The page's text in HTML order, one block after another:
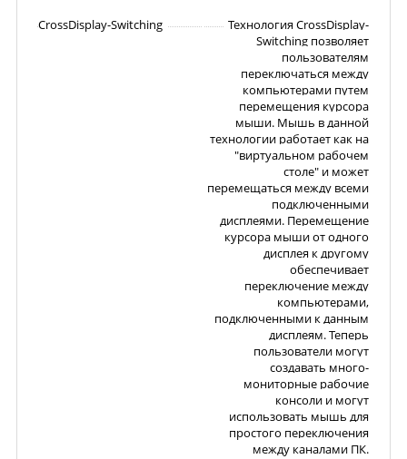
CrossDisplay-Switching
Технология CrossDisplay-
Switching позволяет
пользователям
переключаться между
компьютерами путем
перемещения курсора
мыши. Мышь в данной
технологии работает как на
"виртуальном рабочем
столе" и может
перемещаться между всеми
подключенными
дисплеями. Перемещение
курсора мыши от одного
дисплея к другому
обеспечивает
переключение между
компьютерами,
подключенными к данным
дисплеям. Теперь
пользователи могут
создавать много-
мониторные рабочие
консоли и могут
использовать мышь для
простого переключения
между каналами ПК.